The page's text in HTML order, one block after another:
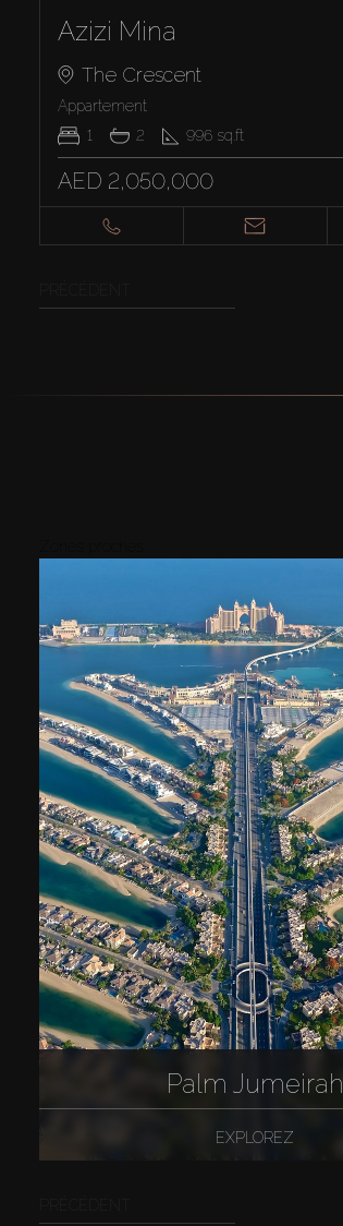
Azizi Mina
The Crescent
Appartement
1
2 996 sq.ft
AED 2,050,000
Palm Jumeirah
EXPLOREZ